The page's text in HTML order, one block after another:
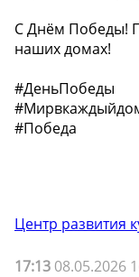
С Днём Победы!
наших домах!
#ДеньПобеды
#Победа
Центр развития
17:13 08.05.2026